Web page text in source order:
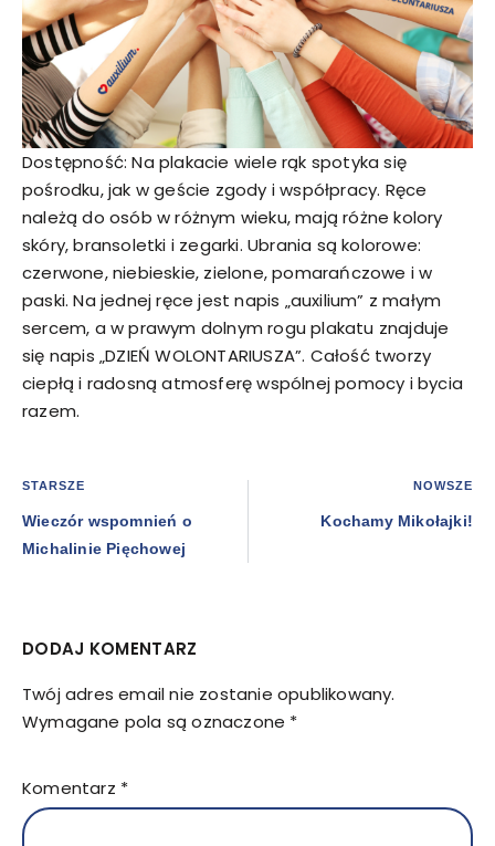
Dostępność: Na plakacie wiele rąk spotyka się
pośrodku, jak w geście zgody i współpracy. Ręce
należą do osób w różnym wieku, mają różne kolory
skóry, bransoletki i zegarki. Ubrania są kolorowe:
czerwone, niebieskie, zielone, pomarańczowe i w
paski. Na jednej ręce jest napis „auxilium” z małym
sercem, a w prawym dolnym rogu plakatu znajduje
się napis „DZIEŃ WOLONTARIUSZA”. Całość tworzy
ciepłą i radosną atmosferę wspólnej pomocy i bycia
razem.
STARSZE
Wieczór wspomnień o
Michalinie Pięchowej
NOWSZE
Kochamy Mikołajki!
DODAJ KOMENTARZ
Twój adres email nie zostanie opublikowany.
Wymagane pola są oznaczone *
Komentarz *